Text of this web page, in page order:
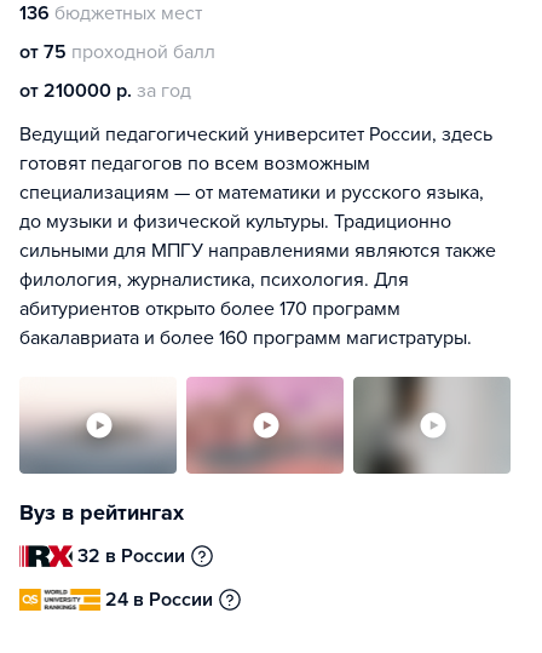
136 бюджетных мест
от 75 проходной балл
от 210000 р. за год
Ведущий педагогический университет России, здесь
готовят педагогов по всем возможным
специализациям — от математики и русского языка,
до музыки и физической культуры. Традиционно
сильными для МПГУ направлениями являются также
филология, журналистика, психология. Для
абитуриентов открыто более 170 программ
бакалавриата и более 160 программ магистратуры.
Вуз в рейтингах
32 в России
24 в России